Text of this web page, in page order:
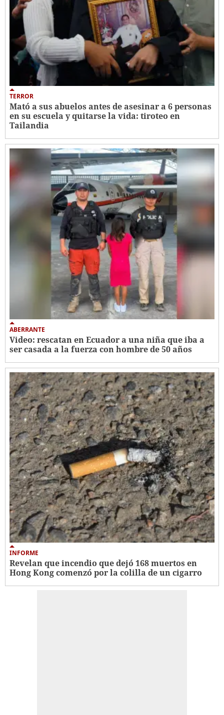
TERROR
Mató a sus abuelos antes de asesinar a 6 personas
en su escuela y quitarse la vida: tiroteo en
Tailandia
ABERRANTE
Video: rescatan en Ecuador a una niña que iba a
ser casada a la fuerza con hombre de 50 años
INFORME
Revelan que incendio que dejó 168 muertos en
Hong Kong comenzó por la colilla de un cigarro